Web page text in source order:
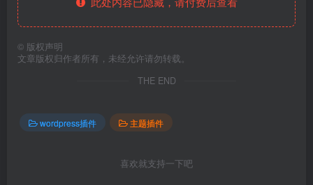
© 版权声明
文章版权归作者所有，未经允许请勿转载。
THE END
wordpress插件 主题插件
喜欢就支持一下吧